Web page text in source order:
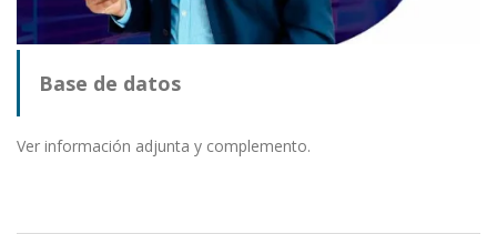
Base de datos
Ver información adjunta y complemento.